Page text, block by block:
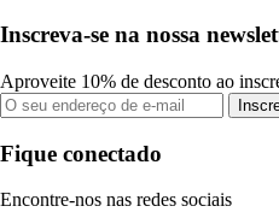
Inscreva-se na nossa
Aproveite 10% de desconto ao
Fique conectado
Encontre-nos nas redes sociais